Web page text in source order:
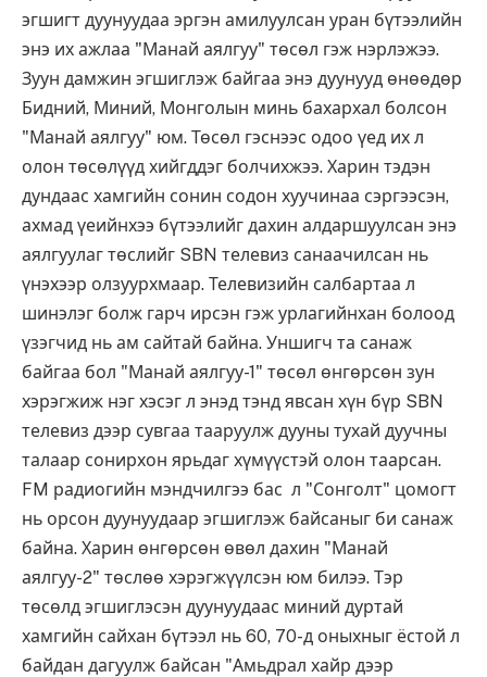
эгшигт дуунуудаа эргэн амилуулсан уран бүтээлийн
энэ их ажлаа "Манай аялгуу" төсөл гэж нэрлэжээ.
Зуун дамжин эгшиглэж байгаа энэ дуунууд өнөөдөр
Бидний, Миний, Монголын минь бахархал болсон
"Манай аялгуу" юм. Төсөл гэснээс одоо үед их л
олон төсөлүүд хийгддэг болчихжээ. Харин тэдэн
дундаас хамгийн сонин содон хуучинаа сэргээсэн,
ахмад үеийнхээ бүтээлийг дахин алдаршуулсан энэ
аялгуулаг төслийг SBN телевиз санаачилсан нь
үнэхээр олзуурхмаар. Телевизийн салбартаа л
шинэлэг болж гарч ирсэн гэж урлагийнхан болоод
үзэгчид нь ам сайтай байна. Уншигч та санаж
байгаа бол "Манай аялгуу-1" төсөл өнгөрсөн зун
хэрэгжиж нэг хэсэг л энэд тэнд явсан хүн бүр SBN
телевиз дээр сувгаа тааруулж дууны тухай дуучны
талаар сонирхон ярьдаг хүмүүстэй олон таарсан.
FM радиогийн мэндчилгээ бас л "Сонголт" цомогт
нь орсон дуунуудаар эгшиглэж байсаныг би санаж
байна. Харин өнгөрсөн өвөл дахин "Манай
аялгуу-2" төслөө хэрэгжүүлсэн юм билээ. Тэр
төсөлд эгшиглэсэн дуунуудаас миний дуртай
хамгийн сайхан бүтээл нь 60, 70-д оныхныг ёстой л
байдан дагуулж байсан "Амьдрал хайр дээр